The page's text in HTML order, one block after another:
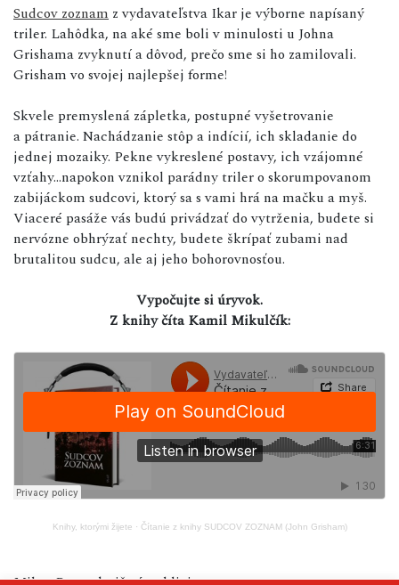
Sudcov zoznam z vydavateľstva Ikar je výborne napísaný
triler. Lahôdka, na aké sme boli v minulosti u Johna
Grishama zvyknutí a dôvod, prečo sme si ho zamilovali.
Grisham vo svojej najlepšej forme!
Skvele premyslená zápletka, postupné vyšetrovanie
a pátranie. Nachádzanie stôp a indícií, ich skladanie do
jednej mozaiky. Pekne vykreslené postavy, ich vzájomné
vzťahy...napokon vznikol parádny triler o skorumpovanom
zabijáckom sudcovi, ktorý sa s vami hrá na mačku a myš.
Viaceré pasáže vás budú privádzať do vytrženia, budete si
nervózne obhrýzať nechty, budete škrípať zubami nad
brutalitou sudcu, ale aj jeho bohorovnosťou.
Vypočujte si úryvok.
Z knihy číta Kamil Mikulčík:
Knihy, ktorými žijete · Čítanie z knihy SUDCOV ZOZNAM (John Grisham)